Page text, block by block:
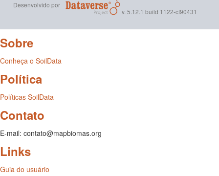
Desenvolvido por
v. 5.12.1 build 1122-cf90431
Sobre
Conheça o SoilData
Política
Políticas SoilData
Contato
E-mail: contato@mapbiomas.org
Links
Guia do usuário